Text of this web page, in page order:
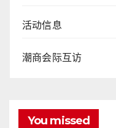
活动信息
潮商会际互访
You missed